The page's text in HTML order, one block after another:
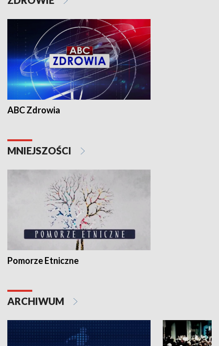
ABC Zdrowia
MNIEJSZOŚCI
Pomorze Etniczne
ARCHIWUM